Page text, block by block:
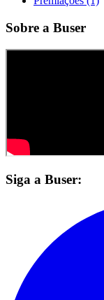
Sobre a Buser
Siga a Buser: